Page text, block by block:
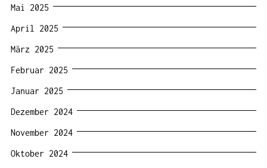
Mai 2025
April 2025
März 2025
Februar 2025
Januar 2025
Dezember 2024
November 2024
Oktober 2024